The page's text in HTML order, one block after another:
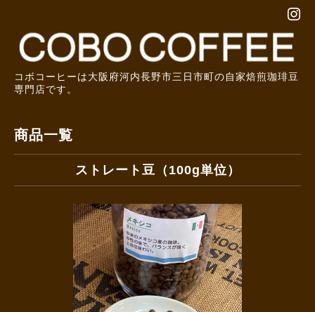
コボコーヒーは大阪府河内長野市三日市町の自家焙煎珈琲豆
専門店です。
商品一覧
ストレート豆（100g単位）